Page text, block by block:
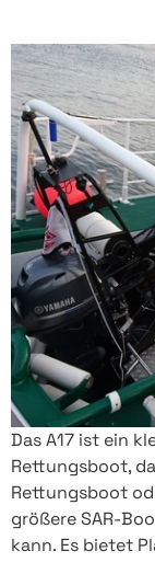
Das A17 ist ein
Rettungsboot,
Rettungsboot
größere SAR-
kann. Es bietet